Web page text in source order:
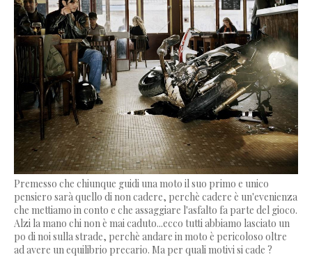
Premesso che chiunque guidi una moto il suo primo e unico
pensiero sarà quello di non cadere, perchè cadere è un'evenienza
che mettiamo in conto e che assaggiare l'asfalto fa parte del gioco.
Alzi la mano chi non è mai caduto...ecco tutti abbiamo lasciato un
po di noi sulla strade, perchè andare in moto è pericoloso oltre
ad avere un equilibrio precario. Ma per quali motivi si cade ?